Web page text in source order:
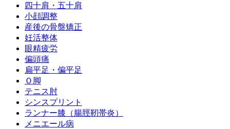
四十肩・五十肩
小顔調整
産後の骨盤矯正
妊活整体
眼精疲労
偏頭痛
扁平足・偏平足
Ｏ脚
テニス肘
シンスプリント
ランナー膝（腸脛靭帯炎）
メニエール病